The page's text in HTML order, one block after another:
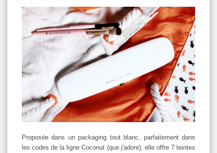
Proposée dans un packaging tout blanc, parfaitement dans
les codes de la ligne Coconut (que j'adore), elle offre 7 teintes